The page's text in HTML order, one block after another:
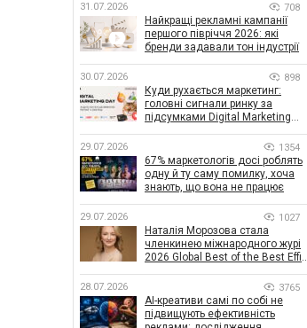
31.07.2026 708
Найкращі рекламні кампанії
першого півріччя 2026: які
бренди задавали тон індустрії
30.07.2026 898
Куди рухається маркетинг:
головні сигнали ринку за
підсумками Digital Marketing
29.07.2026 1354
67% маркетологів досі роблять
одну й ту саму помилку, хоча
знають, що вона не працює
29.07.2026 1027
Наталія Морозова стала
членкинею міжнародного журі
2026 Global Best of the Best Effie
28.07.2026 3765
AI-креативи самі по собі не
підвищують ефективність